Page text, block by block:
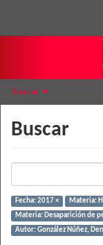
Buscar
Buscar
Fecha: 2017 ×
Materia:
Materia: Desaparición de
Autor: González Núñez,